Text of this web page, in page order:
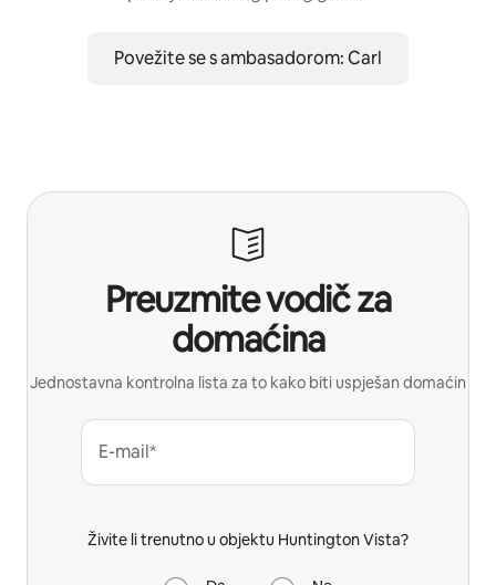
Povežite se s ambasadorom: Carl
Preuzmite vodič za
domaćina
Jednostavna kontrolna lista za to kako biti uspješan domaćin
E-mail*
Živite li trenutno u objektu Huntington Vista?